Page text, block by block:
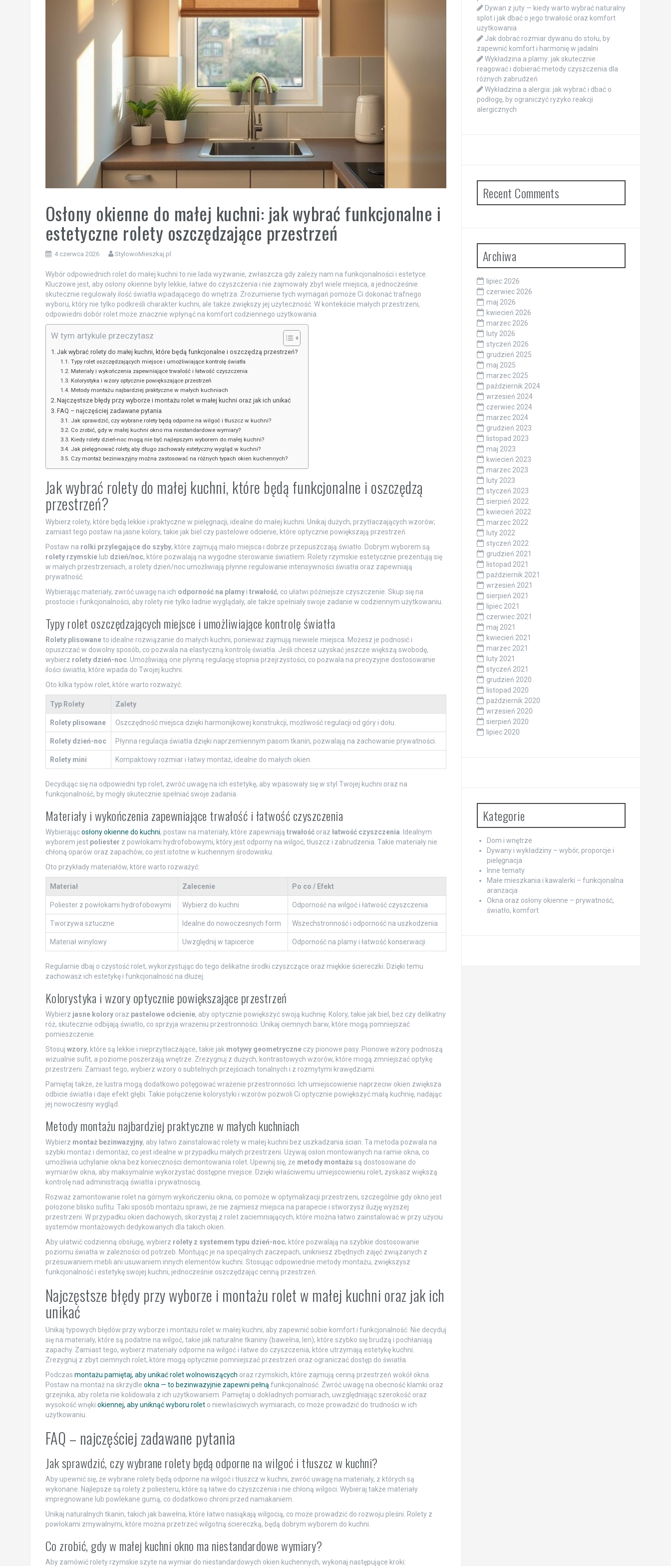
Osłony okienne do małej kuchni: jak wybrać funkcjonalne i
estetyczne rolety oszczędzające przestrzeń
4 czerwca 2026 StylowoMieszkaj.pl
Wybór odpowiednich rolet do małej kuchni to nie lada wyzwanie, zwłaszcza gdy zależy nam na funkcjonalności i estetyce.
Kluczowe jest, aby osłony okienne były lekkie, łatwe do czyszczenia i nie zajmowały zbyt wiele miejsca, a jednocześnie
skutecznie regulowały ilość światła wpadającego do wnętrza. Zrozumienie tych wymagań pomoże Ci dokonać trafnego
wyboru, który nie tylko podkreśli charakter kuchni, ale także zwiększy jej użyteczność. W kontekście małych przestrzeni,
odpowiedni dobór rolet może znacznie wpłynąć na komfort codziennego użytkowania.
W tym artykule przeczytasz
Jak wybrać rolety do małej kuchni, które będą funkcjonalne i oszczędzą przestrzeń?
Typy rolet oszczędzających miejsce i umożliwiające kontrolę światła
Materiały i wykończenia zapewniające trwałość i łatwość czyszczenia
Kolorystyka i wzory optycznie powiększające przestrzeń
Metody montażu najbardziej praktyczne w małych kuchniach
Najczęstsze błędy przy wyborze i montażu rolet w małej kuchni oraz jak ich unikać
FAQ – najczęściej zadawane pytania
Jak sprawdzić, czy wybrane rolety będą odporne na wilgoć i tłuszcz w kuchni?
Co zrobić, gdy w małej kuchni okno ma niestandardowe wymiary?
Kiedy rolety dzień-noc mogą nie być najlepszym wyborem do małej kuchni?
Jak pielęgnować rolety, aby długo zachowały estetyczny wygląd w kuchni?
Czy montaż bezinwazyjny można zastosować na różnych typach okien kuchennych?
Jak wybrać rolety do małej kuchni, które będą funkcjonalne i oszczędzą
przestrzeń?
Wybierz rolety, które będą lekkie i praktyczne w pielęgnacji, idealne do małej kuchni. Unikaj dużych, przytłaczających wzorów;
zamiast tego postaw na jasne kolory, takie jak biel czy pastelowe odcienie, które optycznie powiększają przestrzeń.
Postaw na rolki przylegające do szyby, które zajmują mało miejsca i dobrze przepuszczają światło. Dobrym wyborem są
rolety rzymskielub dzień/noc, które pozwalają na wygodne sterowanie światłem. Rolety rzymskie estetycznie prezentują się
w małych przestrzeniach, a rolety dzień/noc umożliwiają płynne regulowanie intensywności światła oraz zapewniają
prywatność.
Wybierając materiały, zwróć uwagę na ich odporność na plamyi trwałość, co ułatwi późniejsze czyszczenie. Skup się na
prostocie i funkcjonalności, aby rolety nie tylko ładnie wyglądały, ale także spełniały swoje zadanie w codziennym użytkowaniu.
Typy rolet oszczędzających miejsce i umożliwiające kontrolę światła
Rolety plisowaneto idealne rozwiązanie do małych kuchni, ponieważ zajmują niewiele miejsca. Możesz je podnosić i
opuszczać w dowolny sposób, co pozwala na elastyczną kontrolę światła. Jeśli chcesz uzyskać jeszcze większą swobodę,
wybierz rolety dzień-noc. Umożliwiają one płynną regulację stopnia przejrzystości, co pozwala na precyzyjne dostosowanie
ilości światła, które wpada do Twojej kuchni.
Oto kilka typów rolet, które warto rozważyć:
Typ Rolety Zalety
Rolety plisowane Oszczędność miejsca dzięki harmonijkowej konstrukcji, możliwość regulacji od góry i dołu.
Rolety dzień-noc Płynna regulacja światła dzięki naprzemiennym pasom tkanin, pozwalają na zachowanie prywatności.
Rolety mini Kompaktowy rozmiar i łatwy montaż, idealne do małych okien.
Decydując się na odpowiedni typ rolet, zwróć uwagę na ich estetykę, aby wpasowały się w styl Twojej kuchni oraz na
funkcjonalność, by mogły skutecznie spełniać swoje zadania.
Materiały i wykończenia zapewniające trwałość i łatwość czyszczenia
Wybierającosłony okienne do kuchni, postaw na materiały, które zapewniają trwałośćoraz łatwość czyszczenia . Idealnym
wyborem jest poliester z powłokami hydrofobowymi, który jest odporny na wilgoć, tłuszcz i zabrudzenia. Takie materiały nie
chłoną oparów oraz zapachów, co jest istotne w kuchennym środowisku.
Oto przykłady materiałów, które warto rozważyć:
Materiał Zalecenie Po co / Efekt
Poliester z powłokami hydrofobowymi Wybierz do kuchni Odporność na wilgoć i łatwość czyszczenia
Tworzywa sztuczne Idealne do nowoczesnych form Wszechstronność i odporność na uszkodzenia
Materiał winylowy Uwzględnij w tapicerce Odporność na plamy i łatwość konserwacji
Regularnie dbaj o czystość rolet, wykorzystując do tego delikatne środki czyszczące oraz miękkie ściereczki. Dzięki temu
zachowasz ich estetykę i funkcjonalność na dłużej.
Kolorystyka i wzory optycznie powiększające przestrzeń
Wybierz jasne koloryoraz pastelowe odcienie, aby optycznie powiększyć swoją kuchnię. Kolory, takie jak biel, beż czy delikatny
róż, skutecznie odbijają światło, co sprzyja wrażeniu przestronności. Unikaj ciemnych barw, które mogą pomniejszać
pomieszczenie.
Stosuj wzory, które są lekkie i nieprzytłaczające, takie jak motywy geometryczneczy pionowe pasy. Pionowe wzory podnoszą
wizualnie sufit, a poziome poszerzają wnętrze. Zrezygnuj z dużych, kontrastowych wzorów, które mogą zmniejszać optykę
przestrzeni. Zamiast tego, wybierz wzory o subtelnych przejściach tonalnych i z rozmytymi krawędziami.
Pamiętaj także, że lustra mogą dodatkowo potęgować wrażenie przestronności. Ich umiejscowienie naprzeciw okien zwiększa
odbicie światła i daje efekt głębi. Takie połączenie kolorystyki i wzorów pozwoli Ci optycznie powiększyć małą kuchnię, nadając
jej nowoczesny wygląd.
Metody montażu najbardziej praktyczne w małych kuchniach
Wybierz montaż bezinwazyjny, aby łatwo zainstalować rolety w małej kuchni bez uszkadzania ścian. Ta metoda pozwala na
szybki montaż i demontaż, co jest idealne w przypadku małych przestrzeni. Używaj osłon montowanych na ramie okna, co
umożliwia uchylanie okna bez konieczności demontowania rolet. Upewnij się, że metody montażu są dostosowane do
wymiarów okna, aby maksymalnie wykorzystać dostępne miejsce. Dzięki właściwemu umiejscowieniu rolet, zyskasz większą
kontrolę nad administracją światła i prywatnością.
Rozważ zamontowanie rolet na górnym wykończeniu okna, co pomoże w optymalizacji przestrzeni, szczególnie gdy okno jest
położone blisko sufitu. Taki sposób montażu sprawi, że nie zajmiesz miejsca na parapecie i stworzysz iluzję wyższej
przestrzeni. W przypadku okien dachowych, skorzystaj z rolet zaciemniających, które można łatwo zainstalować w przy użyciu
systemów montażowych dedykowanych dla takich okien.
Aby ułatwić codzienną obsługę, wybierz rolety z systemem typu dzień-noc, które pozwalają na szybkie dostosowanie
poziomu światła w zależności od potrzeb. Montując je na specjalnych zaczepach, unikniesz zbędnych zajęć związanych z
przesuwaniem mebli ani usuwaniem innych elementów kuchni. Stosując odpowiednie metody montażu, zwiększysz
funkcjonalność i estetykę swojej kuchni, jednocześnie oszczędzając cenną przestrzeń.
Najczęstsze błędy przy wyborze i montażu rolet w małej kuchni oraz jak ich
unikać
Unikaj typowych błędów przy wyborze i montażu rolet w małej kuchni, aby zapewnić sobie komfort i funkcjonalność. Nie decyduj
się na materiały, które są podatne na wilgoć, takie jak naturalne tkaniny (bawełna, len), które szybko się brudzą i pochłaniają
zapachy. Zamiast tego, wybierz materiały odporne na wilgoć i łatwe do czyszczenia, które utrzymają estetykę kuchni.
Zrezygnuj z zbyt ciemnych rolet, które mogą optycznie pomniejszać przestrzeń oraz ograniczać dostęp do światła.
Podczas montażu pamiętaj, aby unikać rolet wolnowiszących oraz rzymskich, które zajmują cenną przestrzeń wokół okna.
Postaw na montaż na skrzydle okna — to bezinwazyjnie zapewni pełną funkcjonalność. Zwróć uwagę na obecność klamki oraz
grzejnika, aby roleta nie kolidowała z ich użytkowaniem. Pamiętaj o dokładnych pomiarach, uwzględniając szerokość oraz
wysokość wnęki okiennej, aby uniknąć wyboru roleto niewłaściwych wymiarach, co może prowadzić do trudności w ich
użytkowaniu.
FAQ – najczęściej zadawane pytania
Jak sprawdzić, czy wybrane rolety będą odporne na wilgoć i tłuszcz w kuchni?
Aby upewnić się, że wybrane rolety będą odporne na wilgoć i tłuszcz w kuchni, zwróć uwagę na materiały, z których są
wykonane. Najlepsze są rolety z poliesteru, które są łatwe do czyszczenia i nie chłoną wilgoci. Wybieraj także materiały
impregnowane lub powlekane gumą, co dodatkowo chroni przed namakaniem.
Unikaj naturalnych tkanin, takich jak bawełna, które łatwo nasiąkają wilgocią, co może prowadzić do rozwoju pleśni. Rolety z
powłokami zmywalnymi, które można przetrzeć wilgotną ściereczką, będą dobrym wyborem do kuchni.
Co zrobić, gdy w małej kuchni okno ma niestandardowe wymiary?
Aby zamówić rolety rzymskie szyte na wymiar do niestandardowych okien kuchennych, wykonaj następujące kroki:
Dywan z juty — kiedy warto wybrać naturalny
splot i jak dbać o jego trwałość oraz komfort
użytkowania
Jak dobrać rozmiar dywanu do stołu, by
zapewnić komfort i harmonię w jadalni
Wykładzina a plamy: jak skutecznie
reagować i dobierać metody czyszczenia dla
różnych zabrudzeń
Wykładzina a alergia: jak wybrać i dbać o
podłogę, by ograniczyć ryzyko reakcji
alergicznych
Recent Comments
Archiwa
lipiec 2026
czerwiec 2026
maj 2026
kwiecień 2026
marzec 2026
luty 2026
styczeń 2026
grudzień 2025
maj 2025
marzec 2025
październik 2024
wrzesień 2024
czerwiec 2024
marzec 2024
grudzień 2023
listopad 2023
maj 2023
kwiecień 2023
marzec 2023
luty 2023
styczeń 2023
sierpień 2022
kwiecień 2022
marzec 2022
luty 2022
styczeń 2022
grudzień 2021
listopad 2021
październik 2021
wrzesień 2021
sierpień 2021
lipiec 2021
czerwiec 2021
maj 2021
kwiecień 2021
marzec 2021
luty 2021
styczeń 2021
grudzień 2020
listopad 2020
październik 2020
wrzesień 2020
sierpień 2020
lipiec 2020
Kategorie
Dom i wnętrze
Dywany i wykładziny – wybór, proporcje i
pielęgnacja
Inne tematy
Małe mieszkania i kawalerki – funkcjonalna
aranżacja
Okna oraz osłony okienne – prywatność,
światło, komfort